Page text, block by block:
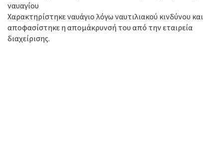
ναυαγίου
Χαρακτηρίστηκε ναυάγιο λόγω ναυτιλιακού κινδύνου και
αποφασίστηκε η απομάκρυνσή του από την εταιρεία
διαχείρισης.